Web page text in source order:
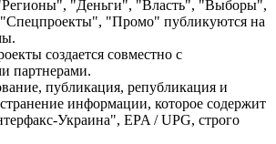
"Деньги", "Власть", "Выборы",
"Промо" публикуются на
создается совместно с
партнерами.
публикация, републикация и
информации, которое содержит
Украина", EPA / UPG, строго